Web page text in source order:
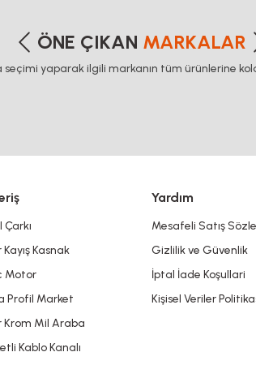
ÖNE ÇIKAN MARKALAR
seçimi yaparak ilgili markanın tüm ürünlerine
Çarkı
Kasnak
Motor
Profil Market
Krom Mil Araba
Kablo Kanalı
Yardım
Mesafeli Satış
Gizlilik ve Güvenlik
İptal İade Koşullari
Kişisel Veriler